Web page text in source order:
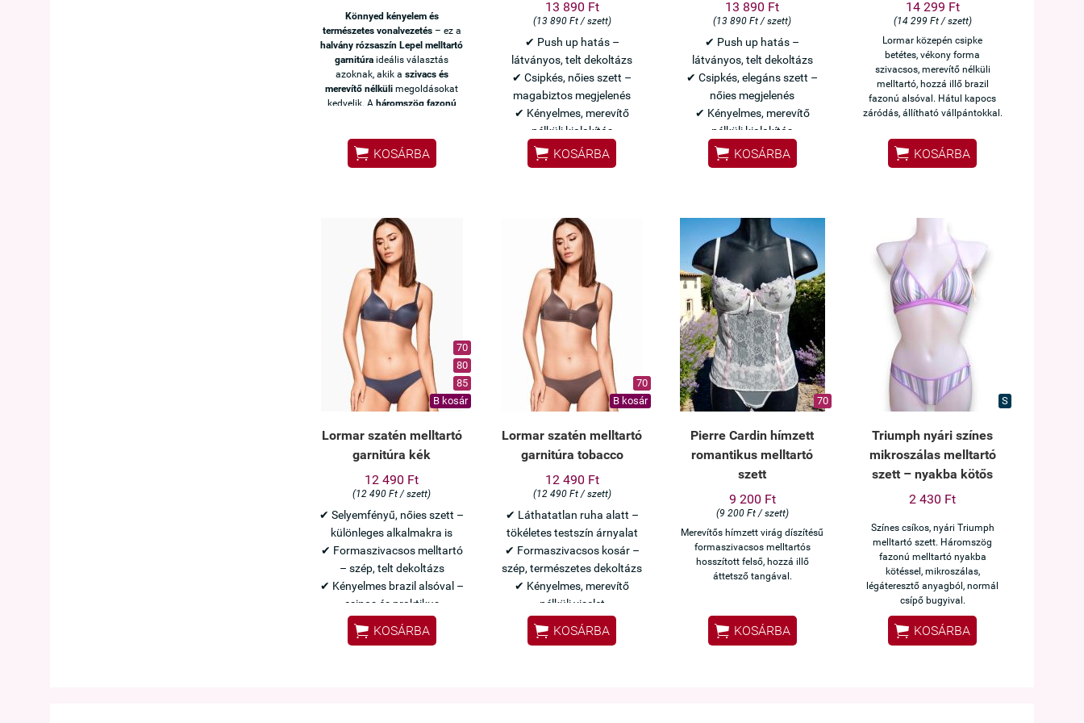
Könnyed kényelem és
természetes vonalvezetés– ez a
halvány rózsaszín Lepel melltartó
garnitúra ideális választás
azoknak, akik a szivacs és
merevítő nélküli megoldásokat
kedvelik. A háromszög fazonú
pántokkalés kapcsos hátrésszel
hozzá illő alsóval.Olasz
 KOSÁRBA
13 890 Ft
(13 890 Ft / szett)
✔ Push up hatás –
látványos, telt dekoltázs
✔ Csipkés, nőies szett –
magabiztos megjelenés
✔ Kényelmes, merevítő
nélküli kialakítás
Olasz Lormar minőség
 KOSÁRBA
13 890 Ft
(13 890 Ft / szett)
✔ Push up hatás –
látványos, telt dekoltázs
✔ Csipkés, elegáns szett –
nőies megjelenés
✔ Kényelmes, merevítő
nélküli kialakítás
Olasz Lormar minőség
 KOSÁRBA
14 299 Ft
(14 299 Ft / szett)
Lormar közepén csipke
betétes, vékony forma
szivacsos, merevítő nélküli
melltartó, hozzá illő brazil
fazonú alsóval. Hátul kapocs
záródás, állítható vállpántokkal.
 KOSÁRBA
70
80
85
B kosár
Lormar szatén melltartó
garnitúra kék
12 490 Ft
(12 490 Ft / szett)
✔ Selyemfényű, nőies szett –
különleges alkalmakra is
✔ Formaszivacsos melltartó
– szép, telt dekoltázs
✔ Kényelmes brazil alsóval –
csinos és praktikus
Olasz Lormar minőség
 KOSÁRBA
70
B kosár
Lormar szatén melltartó
garnitúra tobacco
12 490 Ft
(12 490 Ft / szett)
✔ Láthatatlan ruha alatt –
tökéletes testszín árnyalat
✔ Formaszivacsos kosár –
szép, természetes dekoltázs
✔ Kényelmes, merevítő
nélküli viselet
Olasz Lormar minőség
 KOSÁRBA
70
Pierre Cardin hímzett
romantikus melltartó
szett
9 200 Ft
(9 200 Ft / szett)
Merevítős hímzett virág díszítésű
formaszivacsos melltartós
hosszított felső, hozzá illő
áttetsző tangával.
 KOSÁRBA
S
Triumph nyári színes
mikroszálas melltartó
szett – nyakba kötős
2 430 Ft
Színes csíkos, nyári Triumph
melltartó szett. Háromszög
fazonú melltartó nyakba
kötéssel, mikroszálas,
légáteresztő anyagból, normál
csípő bugyival.
 KOSÁRBA